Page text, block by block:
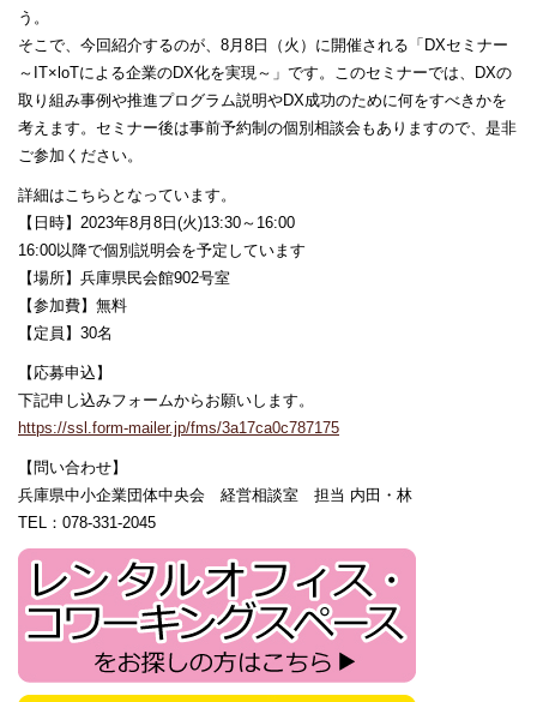
う。
そこで、今回紹介するのが、8月8日（火）に開催される「DXセミナー
～IT×loTによる企業のDX化を実現～」です。このセミナーでは、DXの
取り組み事例や推進プログラム説明やDX成功のために何をすべきかを
考えます。セミナー後は事前予約制の個別相談会もありますので、是非
ご参加ください。
詳細はこちらとなっています。
【日時】2023年8月8日(火)13:30～16:00
16:00以降で個別説明会を予定しています
【場所】兵庫県民会館902号室
【参加費】無料
【定員】30名
【応募申込】
下記申し込みフォームからお願いします。
https://ssl.form-mailer.jp/fms/3a17ca0c787175
【問い合わせ】
兵庫県中小企業団体中央会 経営相談室 担当 内田・林
TEL：078-331-2045